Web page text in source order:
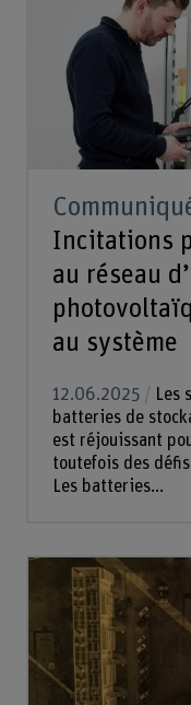
Incitations
au réseau
au système
12.06.2025
Les
batteries de
est réjouissant
toutefois des
Les batteries...